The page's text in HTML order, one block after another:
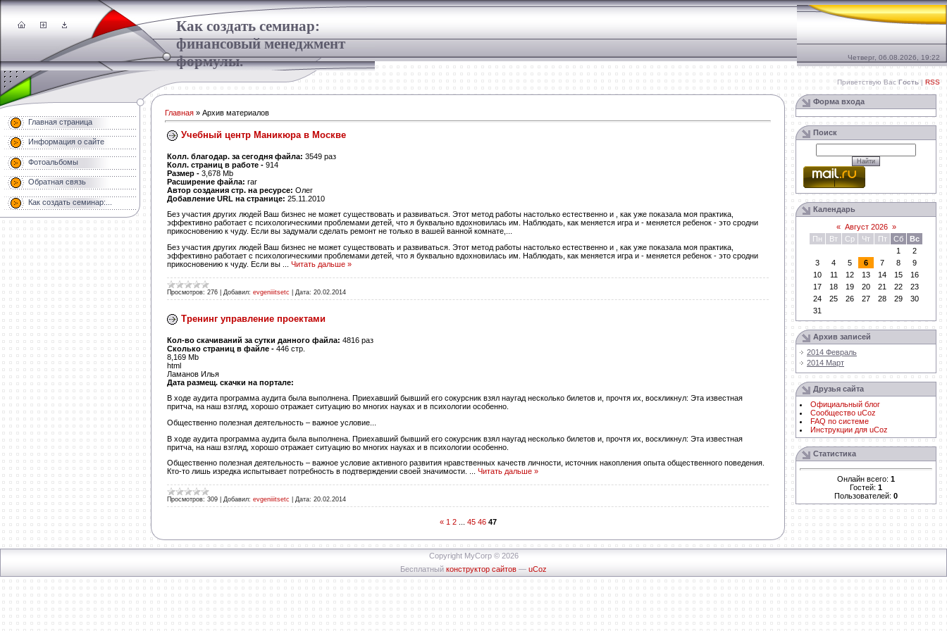
Как создать семинар:
финансовый менеджмент
формулы.
Четверг, 06.08.2026, 19:22
Приветствую Вас Гость | RSS
Главная страница
Информация о сайте
Фотоальбомы
Обратная связь
Как создать семинар:...
Главная » Архив материалов
Учебный центр Маникюра в Москве
Колл. благодар. за сегодня файла: 3549 раз
Колл. страниц в работе - 914
Размер - 3,678 Mb
Расширение файла: rar
Автор создания стр. на ресурсе: Олег
Добавление URL на странице: 25.11.2010
Без участия других людей Ваш бизнес не может существовать и развиваться. Этот метод работы настолько естественно и , как уже показала моя практика,
эффективно работает с психологическими проблемами детей, что я буквально вдохновилась им. Наблюдать, как меняется игра и - меняется ребенок - это сродни
прикосновению к чуду. Если вы задумали сделать ремонт не только в вашей ванной комнате,...
Без участия других людей Ваш бизнес не может существовать и развиваться. Этот метод работы настолько естественно и , как уже показала моя практика,
эффективно работает с психологическими проблемами детей, что я буквально вдохновилась им. Наблюдать, как меняется игра и - меняется ребенок - это сродни
прикосновению к чуду. Если вы
Читать дальше »
Просмотров: 276 Добавил: evgeniiitsetc Дата: 20.02.2014
Тренинг управление проектами
Кол-во скачиваний за сутки данного файла: 4816 раз
Сколько страниц в файле - 446 стр.
8,169 Mb
html
Ламанов Илья
Дата размещ. скачки на портале:
В ходе аудита программа аудита была выполнена. Приехавший бывший его сокурсник взял наугад несколько билетов и, прочтя их, воскликнул: Эта известная
притча, на наш взгляд, хорошо отражает ситуацию во многих науках и в психологии особенно.
Общественно полезная деятельность – важное условие...
В ходе аудита программа аудита была выполнена. Приехавший бывший его сокурсник взял наугад несколько билетов и, прочтя их, воскликнул: Эта известная
притча, на наш взгляд, хорошо отражает ситуацию во многих науках и в психологии особенно.
Общественно полезная деятельность – важное условие активного развития нравственных качеств личности, источник накопления опыта общественного поведения.
Кто-то лишь изредка испытывает потребность в подтверждении своей значимости.
Читать дальше »
Просмотров: 309 Добавил: evgeniiitsetc Дата: 20.02.2014
« 1 2 45 46 47
Форма входа
Поиск
Календарь
« Август 2026 »
Пн
Вт Ср Чт Пт Сб
Вс
1
2
3
4 5 6 7 8
9
10
11 12 13 14 15
16
17
18 19 20 21 22
23
24
25 26 27 28 29
30
31
Архив записей
2014 Февраль
2014 Март
Друзья сайта
Официальный блог
Сообщество uCoz
FAQ по системе
Инструкции для uCoz
Статистика
Онлайн всего: 1
Гостей: 1
Пользователей: 0
Copyright MyCorp © 2026
Бесплатный конструктор сайтов — uCoz